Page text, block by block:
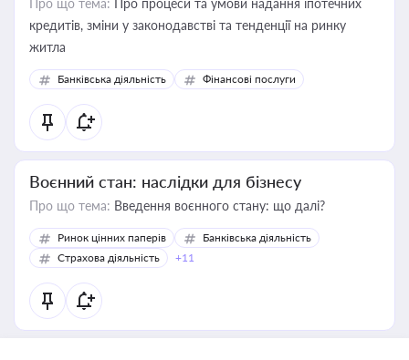
Про що тема: Про процеси та умови надання іпотечних
кредитів, зміни у законодавстві та тенденції на ринку
житла
Банківська діяльність Фінансові послуги
Воєнний стан: наслідки для бізнесу
Про що тема: Введення воєнного стану: що далі?
Ринок цінних паперів
Банківська діяльність
Страхова діяльність
+11